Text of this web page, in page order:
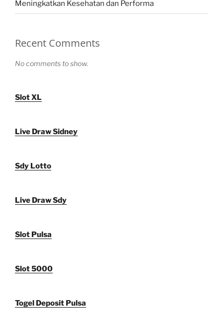
Meningkatkan Kesehatan dan Performa
Recent Comments
No comments to show.
Slot XL
Live Draw Sidney
Sdy Lotto
Live Draw Sdy
Slot Pulsa
Slot 5000
Togel Deposit Pulsa